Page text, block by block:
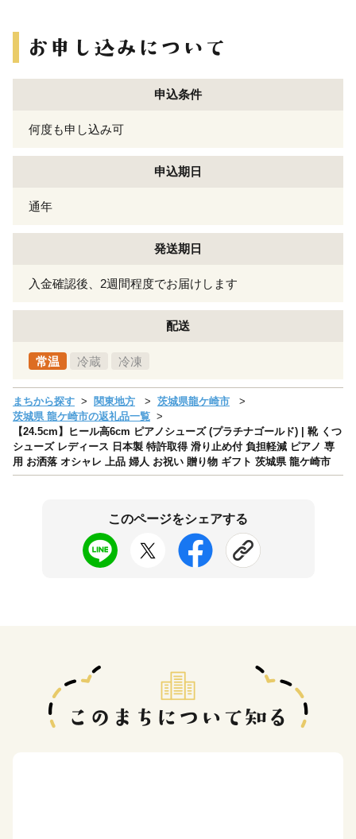
申込条件
何度も申し込み可
申込期日
通年
発送期日
入金確認後、2週間程度でお届けします
配送
常温 冷蔵 冷凍
まちから探す 関東地方
茨城県龍ケ崎市
茨城県 龍ケ崎市の返礼品一覧
【24.5cm】ヒール高6cm ピアノシューズ (プラチナゴールド) | 靴 くつ
シューズ レディース 日本製 特許取得 滑り止め付 負担軽減 ピアノ 専
用 お洒落 オシャレ 上品 婦人 お祝い 贈り物 ギフト 茨城県 龍ケ崎市
このページをシェアする